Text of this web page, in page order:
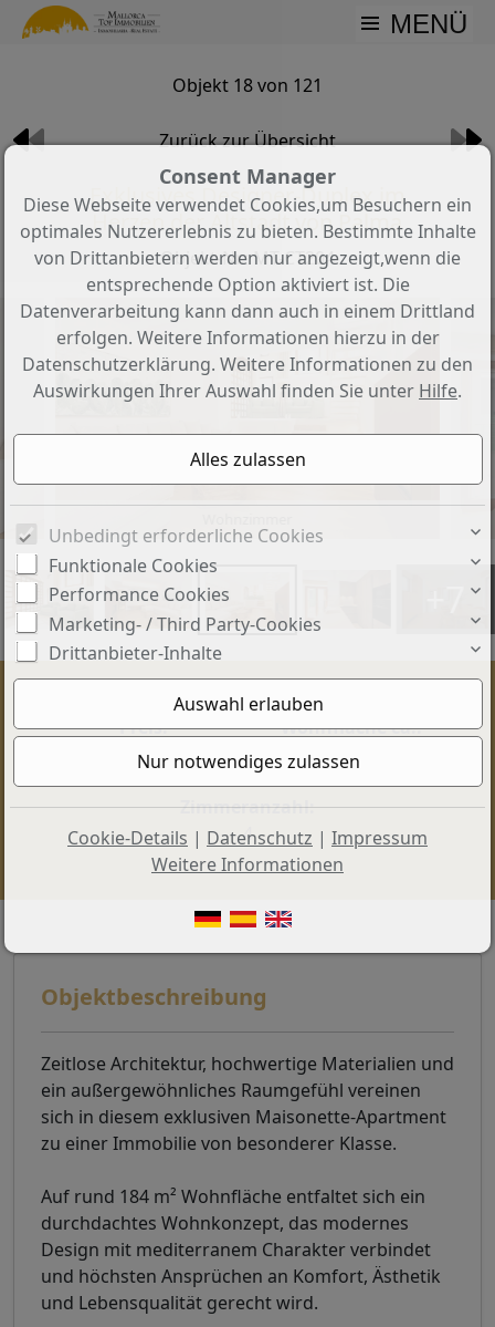
MENÜ
Objekt 18 von 121
Zurück zur Übersicht
Exklusives Designer-Duplex im
Herzen der Altstadt von Palma
Objekt-Nr.: MT-CT204
Preis:
1.295.000 €
Wohnfläche ca.:
184 m²
Zimmeranzahl:
4
Objektbeschreibung
Zeitlose Architektur, hochwertige Materialien und
ein außergewöhnliches Raumgefühl vereinen
sich in diesem exklusiven Maisonette-Apartment
zu einer Immobilie von besonderer Klasse.
Auf rund 184 m² Wohnfläche entfaltet sich ein
durchdachtes Wohnkonzept, das modernes
Design mit mediterranem Charakter verbindet
und höchsten Ansprüchen an Komfort, Ästhetik
und Lebensqualität gerecht wird.
Consent Manager
Diese Webseite verwendet Cookies,um Besuchern ein
optimales Nutzererlebnis zu bieten. Bestimmte Inhalte
von Drittanbietern werden nur angezeigt,wenn die
entsprechende Option aktiviert ist. Die
Datenverarbeitung kann dann auch in einem Drittland
erfolgen. Weitere Informationen hierzu in der
Datenschutzerklärung. Weitere Informationen zu den
Auswirkungen Ihrer Auswahl finden Sie unter Hilfe.
Unbedingt erforderliche Cookies
Funktionale Cookies
Performance Cookies
Marketing- / Third Party-Cookies
Drittanbieter-Inhalte
Cookie-Details | Datenschutz | Impressum
Weitere Informationen